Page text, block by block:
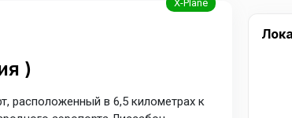
)
расположенный в 6,5 километрах к